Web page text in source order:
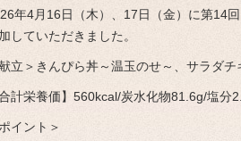
らせ
年4月16日（木）、17日（金）に第14
していただきました。
立＞きんぴら丼～温玉のせ～、サラダ
計栄養価】560kcal/炭水化物81.6g/塩分
イント＞